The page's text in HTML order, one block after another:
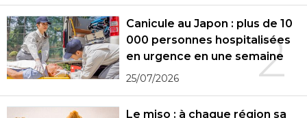
2
Canicule au Japon : plus de 10
000 personnes hospitalisées
en urgence en une semaine
25/07/2026
Le miso : à chaque région sa